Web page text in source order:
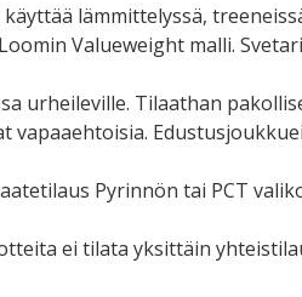
lämmittelyssä,
Valueweight malli.
urheileville. Tilaathan
vapaaehtoisia.
Pyrinnön tai PCT
ei tilata yksittäin